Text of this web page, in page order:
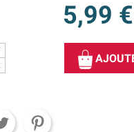
5,99 €